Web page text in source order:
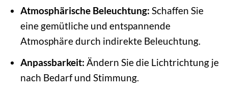
Atmosphärische Beleuchtung: Schaffen Sie
eine gemütliche und entspannende
Atmosphäre durch indirekte Beleuchtung.
Anpassbarkeit: Ändern Sie die Lichtrichtung je
nach Bedarf und Stimmung.